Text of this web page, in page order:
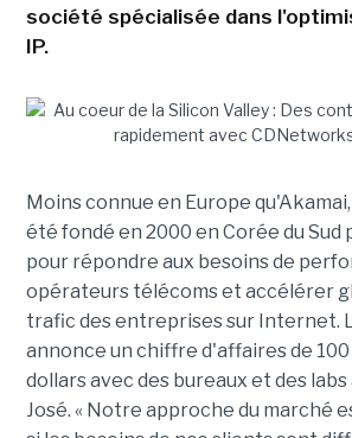
société spécialisée dans
IP.
Moins connue en Europe
été fondé en 2000 en Corée du Sud
pour répondre aux besoins de
opérateurs télécoms et accélérer
trafic des entreprises sur Internet.
annonce un chiffre d'affaires de 100
dollars avec des bureaux et des labs
José. « Notre approche du marché